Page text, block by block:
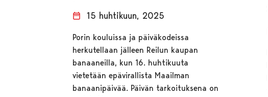
15 huhtikuun, 2025
Porin kouluissa ja päiväkodeissa
herkutellaan jälleen Reilun kaupan
banaaneilla, kun 16. huhtikuuta
vietetään epävirallista Maailman
banaanipäivää. Päivän tarkoituksena on